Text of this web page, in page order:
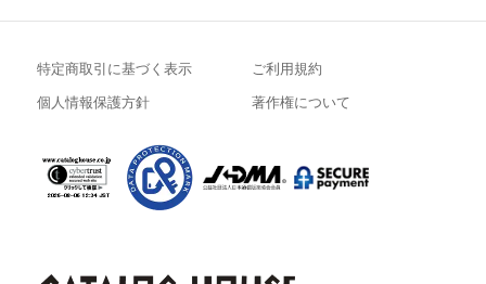
特定商取引に基づく表示 ご利用規約
個人情報保護方針 著作権について